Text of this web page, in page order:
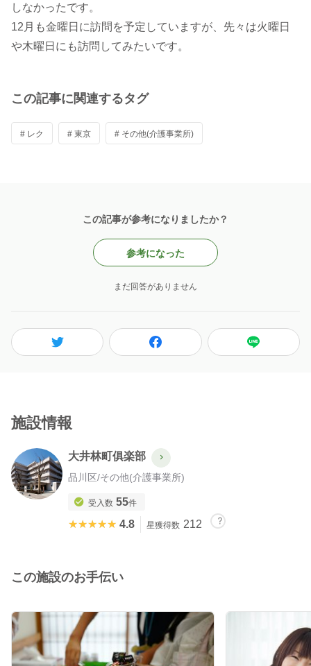
しなかったです。
12月も金曜日に訪問を予定していますが、先々は火曜日
この記事に関連するタグ
# レク # 東京 # その他(介護事業所)
この記事が参考になりましたか？
参考になった
まだ回答がありません
施設情報
大井林町俱楽部
品川区/その他(介護事業所)
受入数 55件
★★★★★
★★★★★ 4.8 星獲得数 212
この施設のお手伝い